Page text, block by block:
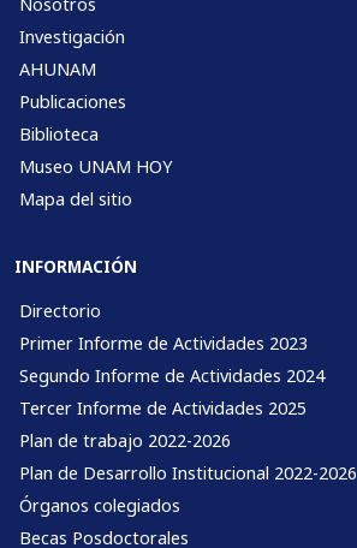
Investigación
AHUNAM
Publicaciones
Biblioteca
Museo UNAM HOY
Mapa del sitio
INFORMACIÓN
Directorio
Primer Informe de Actividades 2023
Segundo Informe de Actividades 2024
Tercer Informe de Actividades 2025
Plan de trabajo 2022-2026
Plan de Desarrollo Institucional 2022-2026
Órganos colegiados
Becas Posdoctorales